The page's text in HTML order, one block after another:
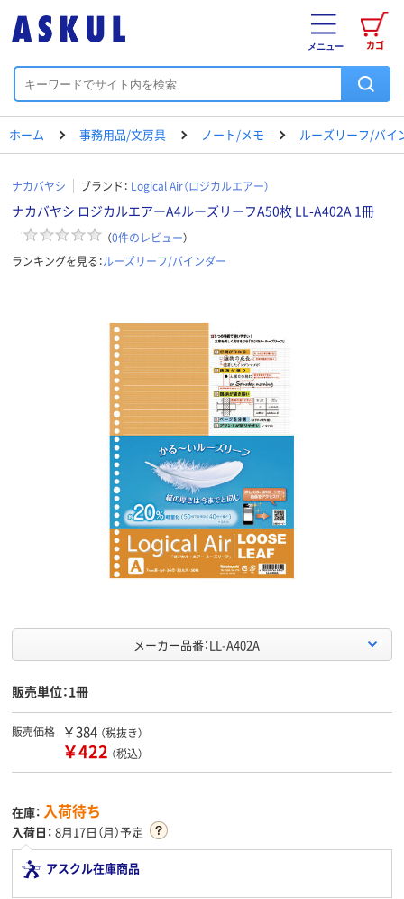
カゴ
メニュー
ホーム 事務用品/文房具 ノート/メモ ルーズリーフ/バイ
ナカバヤシ ブランド： Logical Air（ロジカルエアー）
ナカバヤシ ロジカルエアーA4ルーズリーフA50枚 LL-A402A 1冊
（0件のレビュー）
ランキングを見る：ルーズリーフ/バインダー
メーカー品番：LL-A402A
販売単位：1冊
販売価格 ￥384 （税抜き）
￥422 （税込）
在庫： 入荷待ち
入荷日： 8月17日（月）予定
アスクル在庫商品